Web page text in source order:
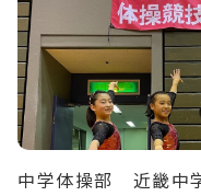
中学体操部 近畿中